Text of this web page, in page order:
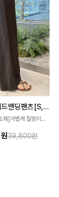
찰랑넘버원 와이드밴딩팬츠[S,M,L사이즈]
재]가볍게 찰랑이는
있는 팬츠입니다 🖤
원39,800원